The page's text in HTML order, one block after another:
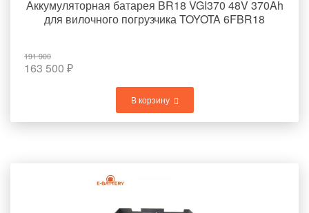
Аккумуляторная батарея BR18 VGI370 48V 370Ah
для вилочного погрузчика TOYOTA 6FBR18
191 900
163 500 ₽
В корзину